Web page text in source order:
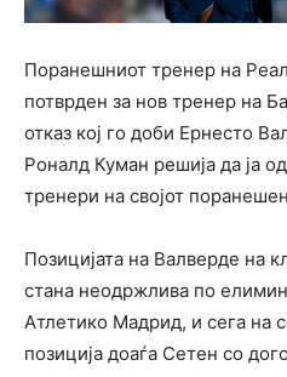
Поранешниот тренер на
потврден за нов тренер на
отказ кој го доби Ернесто
Роналд Куман решија да ја
тренери на својот
Позицијата на Валверде на
стана неодржлива по
Атлетико Мадрид, и сега на
позиција доаѓа Сетен со